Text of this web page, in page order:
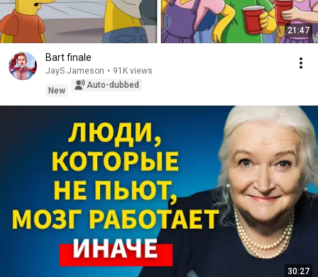
21:47
Bart finale
JayS Jameson • 91K views
New
Auto-dubbed
30:27